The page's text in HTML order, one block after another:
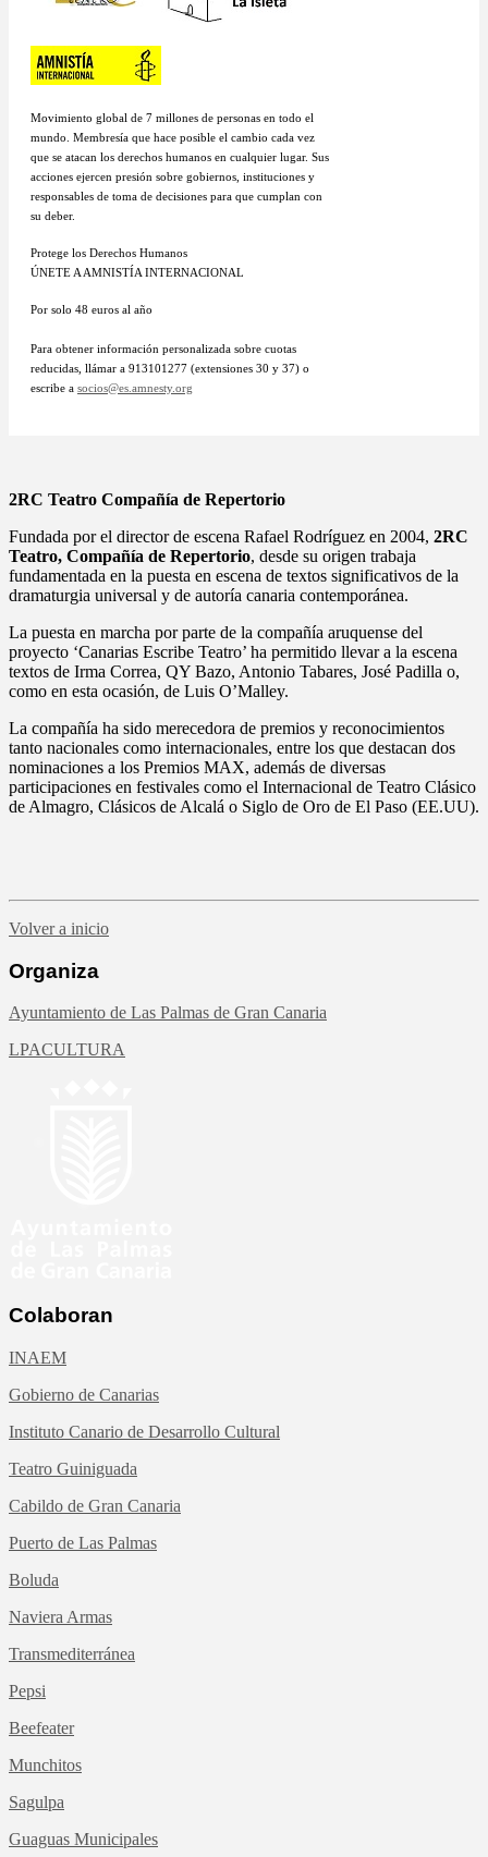
Movimiento global de 7 millones de personas en todo el
mundo. Membresía que hace posible el cambio cada vez
que se atacan los derechos humanos en cualquier lugar. Sus
acciones ejercen presión sobre gobiernos, instituciones y
responsables de toma de decisiones para que cumplan con
su deber.
Protege los Derechos Humanos
ÚNETE A AMNISTÍA INTERNACIONAL
Por solo 48 euros al año
Para obtener información personalizada sobre cuotas
reducidas, llámar a 913101277 (extensiones 30 y 37) o
escribe a socios@es.amnesty.org
2RC Teatro Compañía de Repertorio
Fundada por el director de escena Rafael Rodríguez en 2004, 2RC
Teatro, Compañía de Repertorio, desde su origen trabaja
fundamentada en la puesta en escena de textos significativos de la
dramaturgia universal y de autoría canaria contemporánea.
La puesta en marcha por parte de la compañía aruquense del
proyecto ‘Canarias Escribe Teatro’ ha permitido llevar a la escena
textos de Irma Correa, QY Bazo, Antonio Tabares, José Padilla o,
como en esta ocasión, de Luis O’Malley.
La compañía ha sido merecedora de premios y reconocimientos
tanto nacionales como internacionales, entre los que destacan dos
nominaciones a los Premios MAX, además de diversas
participaciones en festivales como el Internacional de Teatro Clásico
de Almagro, Clásicos de Alcalá o Siglo de Oro de El Paso (EE.UU).
Volver a inicio
Organiza
Ayuntamiento de Las Palmas de Gran Canaria
LPACULTURA
Colaboran
INAEM
Gobierno de Canarias
Instituto Canario de Desarrollo Cultural
Teatro Guiniguada
Cabildo de Gran Canaria
Puerto de Las Palmas
Boluda
Naviera Armas
Transmediterránea
Pepsi
Beefeater
Munchitos
Sagulpa
Guaguas Municipales